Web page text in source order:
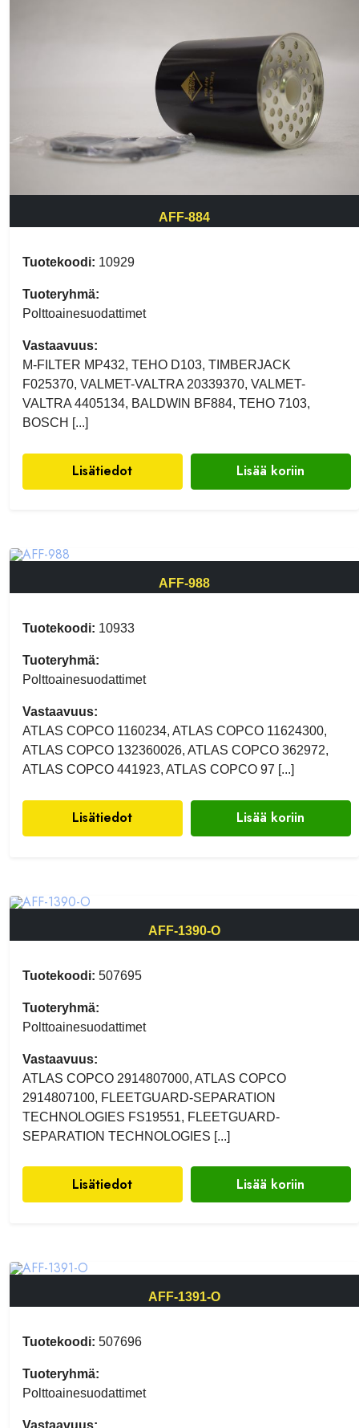
AFF-884
Tuotekoodi: 10929
Tuoteryhmä:
Polttoainesuodattimet
Vastaavuus:
M-FILTER MP432, TEHO D103, TIMBERJACK
F025370, VALMET-VALTRA 20339370, VALMET-
VALTRA 4405134, BALDWIN BF884, TEHO 7103,
BOSCH [...]
Lisätiedot Lisää koriin
AFF-988
Tuotekoodi: 10933
Tuoteryhmä:
Polttoainesuodattimet
Vastaavuus:
ATLAS COPCO 1160234, ATLAS COPCO 11624300,
ATLAS COPCO 132360026, ATLAS COPCO 362972,
ATLAS COPCO 441923, ATLAS COPCO 97 [...]
Lisätiedot Lisää koriin
AFF-1390-O
Tuotekoodi: 507695
Tuoteryhmä:
Polttoainesuodattimet
Vastaavuus:
ATLAS COPCO 2914807000, ATLAS COPCO
2914807100, FLEETGUARD-SEPARATION
TECHNOLOGIES FS19551, FLEETGUARD-
SEPARATION TECHNOLOGIES [...]
Lisätiedot Lisää koriin
AFF-1391-O
Tuotekoodi: 507696
Tuoteryhmä:
Polttoainesuodattimet
Vastaavuus: